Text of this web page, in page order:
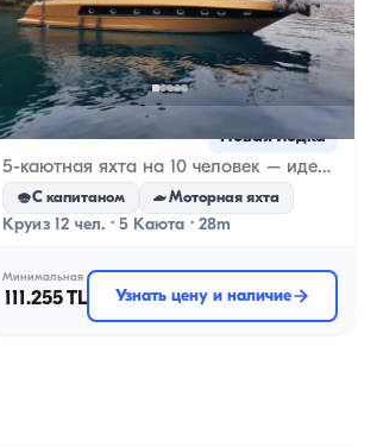
Гёчек, Muğla Новая лодка
5-каютная яхта на 10 человек – идеальный выбор для семей и друзей
С капитаном Моторная яхта
Круиз 12 чел. · 5 Каюта · 28m
Минимальная
111.255 TL Узнать цену и наличие